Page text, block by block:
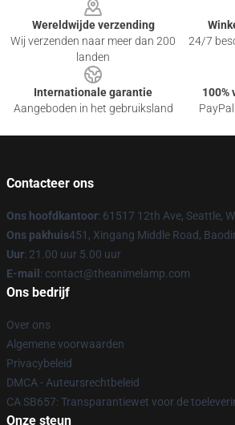
Wereldwijde verzending
Wij verzenden naar meer dan 200
landen
24/7
Internationale garantie
Aangeboden in het gebruiksland
100%
Contacteer ons
Ons hoofdkantoor: 61517 12th Ave, Seattle,
Ons pakhuis451, Xingang Middle Road,
Uur: 21.00 uur 5.00 uur
E-mail : contact@theanimelamp.com
Ons bedrijf
Over ons
Algemene voorwaarden
Privacybeleid
DMCA - Auteursrechtbeleid
CA SB657: Transparantiewet voor de
Onze steun